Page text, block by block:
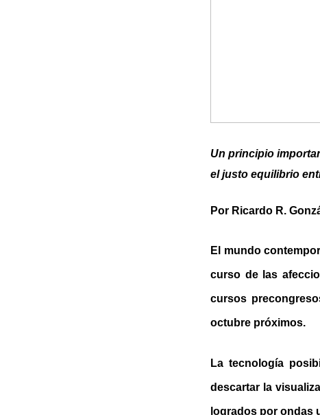
Un principio
el justo equilibrio
Por Ricardo R.
El mundo
curso de las
cursos
octubre próximos.
La tecnología
descartar la
logrados por ondas